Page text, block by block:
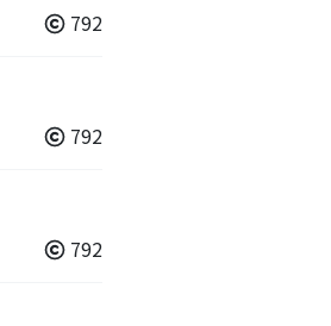
792
792
792